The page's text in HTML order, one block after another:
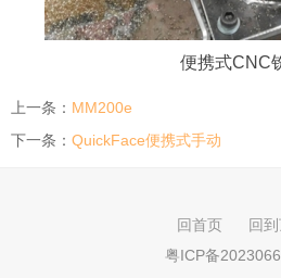
便携式CNC
上一条： MM200e
下一条： QuickFace便携式手动
回首页
回
粤ICP备